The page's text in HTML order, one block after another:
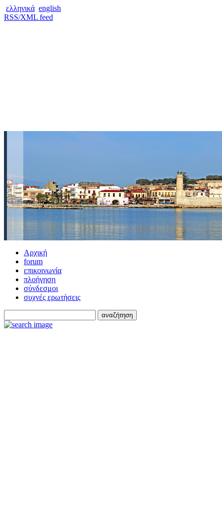
ελληνικά english
RSS/XML feed
Αρχική
forum
επικοινωνία
πλοήγηση
σύνδεσμοι
συχνές ερωτήσεις